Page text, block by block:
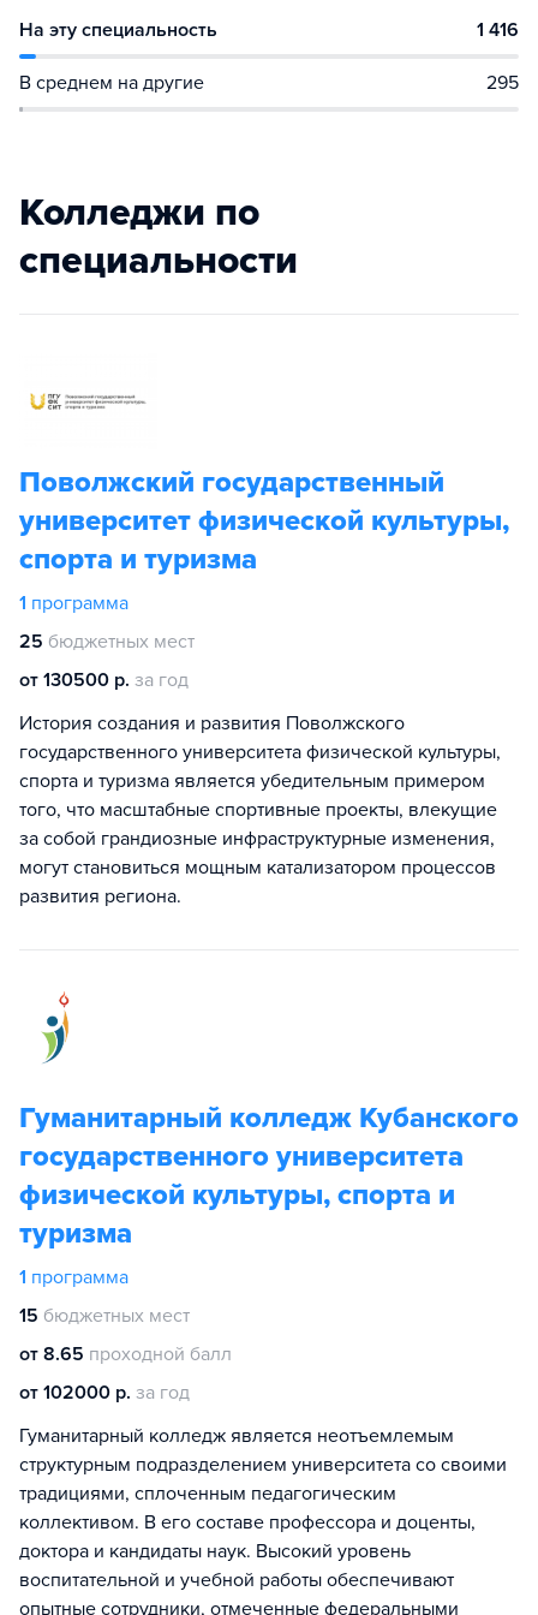
На эту специальность 1 416
В среднем на другие 295
Колледжи по
специальности
Поволжский государственный
университет физической культуры,
спорта и туризма
1 программа
25 бюджетных мест
от 130500 р. за год
История создания и развития Поволжского
государственного университета физической культуры,
спорта и туризма является убедительным примером
того, что масштабные спортивные проекты, влекущие
за собой грандиозные инфраструктурные изменения,
могут становиться мощным катализатором процессов
развития региона.
Гуманитарный колледж Кубанского
государственного университета
физической культуры, спорта и
туризма
1 программа
15 бюджетных мест
от 8.65 проходной балл
от 102000 р. за год
Гуманитарный колледж является неотъемлемым
структурным подразделением университета со своими
традициями, сплоченным педагогическим
коллективом. В его составе профессора и доценты,
доктора и кандидаты наук. Высокий уровень
воспитательной и учебной работы обеспечивают
опытные сотрудники, отмеченные федеральными